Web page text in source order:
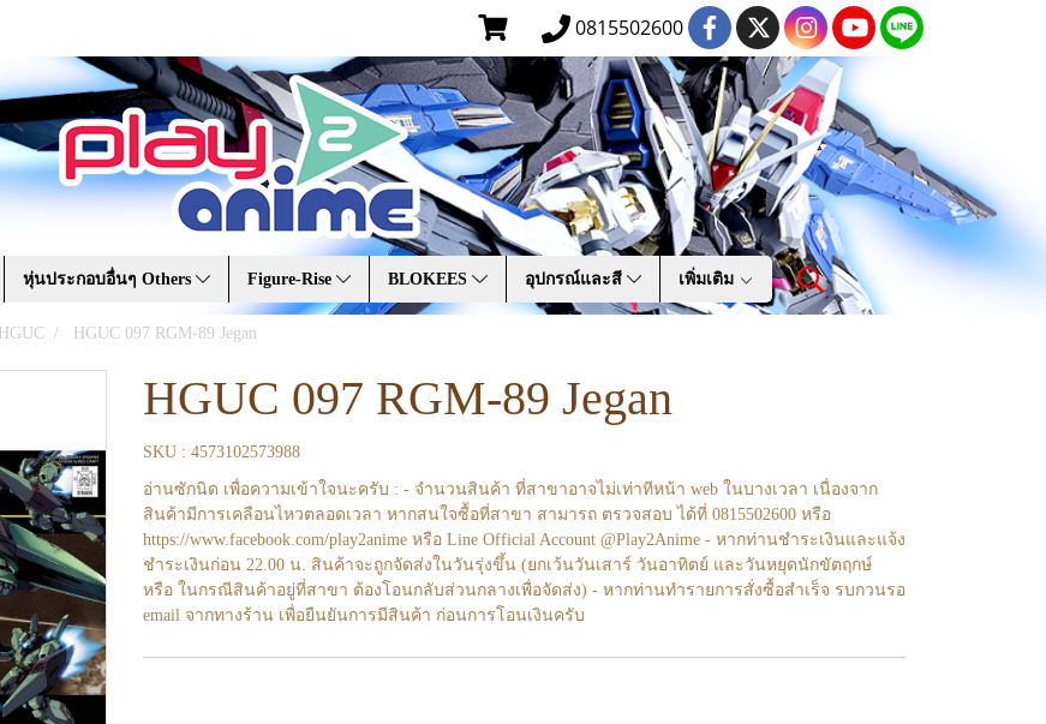
0815502600
หุ่นประกอบอื่นๆ Others Figure-Rise BLOKEES อุปกรณ์และสี เพิ่มเติม
HGUC HGUC 097 RGM-89 Jegan
HGUC 097 RGM-89 Jegan
SKU : 4573102573988
อ่านซักนิด เพื่อความเข้าใจนะครับ : - จำนวนสินค้า ที่สาขาอาจไม่เท่าทีหน้า web ในบางเวลา เนื่องจาก
สินค้ามีการเคลือนไหวตลอดเวลา หากสนใจซื้อที่สาขา สามารถ ตรวจสอบ ได้ที่ 0815502600 หรือ
https://www.facebook.com/play2anime หรือ Line Official Account @Play2Anime - หากท่านชำระเงินและแจ้ง
ชำระเงินก่อน 22.00 น. สินค้าจะถูกจัดส่งในวันรุ่งขึ้น (ยกเว้นวันเสาร์ วันอาทิตย์ และวันหยุดนักขัตฤกษ์
หรือ ในกรณีสินค้าอยู่ที่สาขา ต้องโอนกลับส่วนกลางเพื่อจัดส่ง) - หากท่านทำรายการสั่งซื้อสำเร็จ รบกวนรอ
email จากทางร้าน เพื่อยืนยันการมีสินค้า ก่อนการโอนเงินครับ